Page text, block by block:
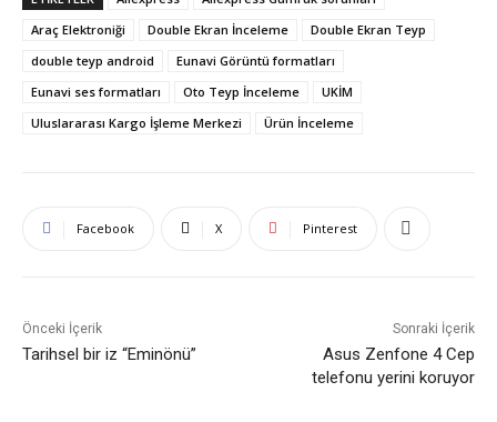
Araç Elektroniği
Double Ekran İnceleme
Double Ekran Teyp
double teyp android
Eunavi Görüntü formatları
Eunavi ses formatları
Oto Teyp İnceleme
UKİM
Uluslararası Kargo İşleme Merkezi
Ürün İnceleme
Facebook X Pinterest
Önceki İçerik
Tarihsel bir iz “Eminönü”
Sonraki İçerik
Asus Zenfone 4 Cep
telefonu yerini koruyor